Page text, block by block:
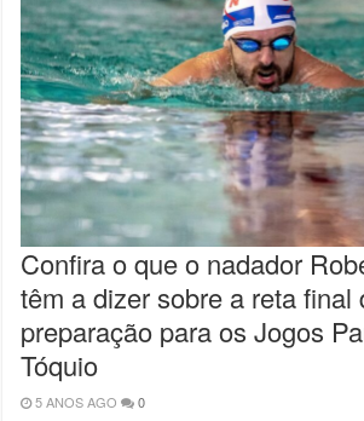
Confira o que o nadador
têm a dizer sobre a reta final
preparação para os Jogos
Tóquio
5 ANOS AGO 0